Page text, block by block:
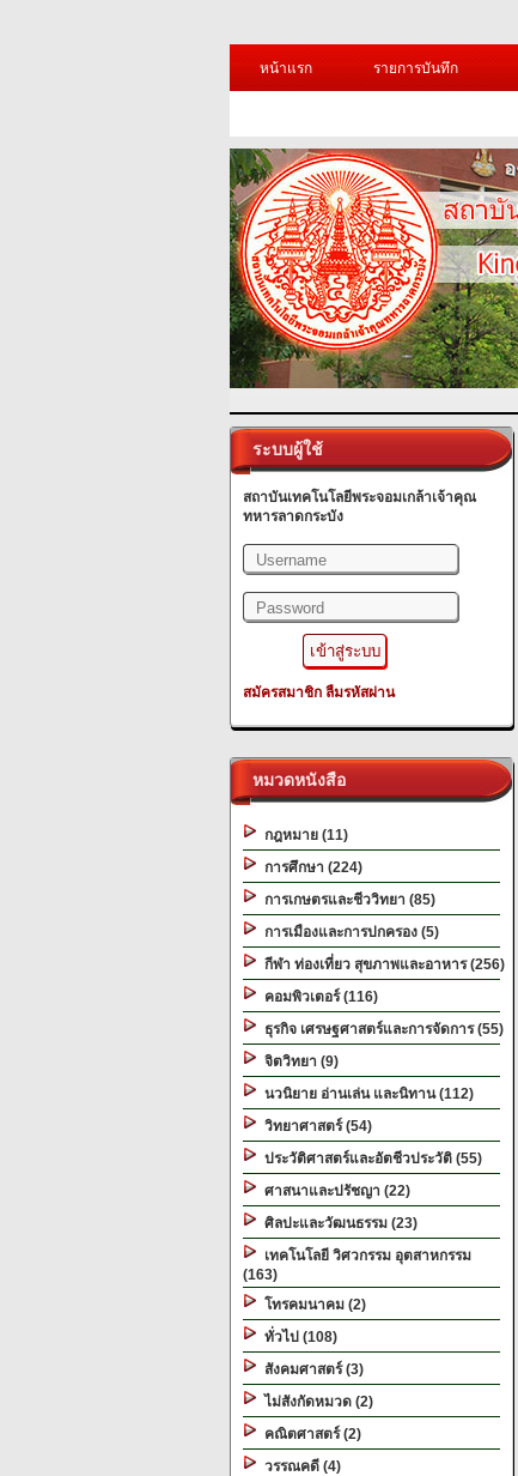
หน้าแรก
รายการบันทึก
ระบบผู้ใช้
สถาบันเทคโนโลยีพระจอมเกล้าเจ้าคุณ
ทหารลาดกระบัง
สมัครสมาชิก ลืมรหัสผ่าน
หมวดหนังสือ
กฎหมาย (11)
การศึกษา (224)
การเกษตรและชีววิทยา (85)
การเมืองและการปกครอง (5)
กีฬา ท่องเที่ยว สุขภาพและอาหาร (256)
คอมพิวเตอร์ (116)
ธุรกิจ เศรษฐศาสตร์และการจัดการ (55)
จิตวิทยา (9)
นวนิยาย อ่านเล่น และนิทาน (112)
วิทยาศาสตร์ (54)
ประวัติศาสตร์และอัตชีวประวัติ (55)
ศาสนาและปรัชญา (22)
ศิลปะและวัฒนธรรม (23)
เทคโนโลยี วิศวกรรม อุตสาหกรรม
(163)
โทรคมนาคม (2)
ทั่วไป (108)
สังคมศาสตร์ (3)
ไม่สังกัดหมวด (2)
คณิตศาสตร์ (2)
วรรณคดี (4)